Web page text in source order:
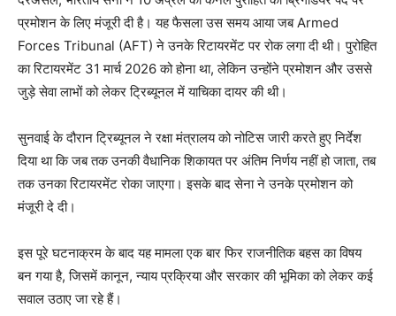
प्रमोशन के लिए मंजूरी दी है। यह फैसला उस समय आया जब Armed
Forces Tribunal (AFT) ने उनके रिटायरमेंट पर रोक लगा दी थी। पुरोहित
का रिटायरमेंट 31 मार्च 2026 को होना था, लेकिन उन्होंने प्रमोशन और उससे
जुड़े सेवा लाभों को लेकर ट्रिब्यूनल में याचिका दायर की थी।
सुनवाई के दौरान ट्रिब्यूनल ने रक्षा मंत्रालय को नोटिस जारी करते हुए निर्देश
दिया था कि जब तक उनकी वैधानिक शिकायत पर अंतिम निर्णय नहीं हो जाता, तब
तक उनका रिटायरमेंट रोका जाएगा। इसके बाद सेना ने उनके प्रमोशन को
मंजूरी दे दी।
इस पूरे घटनाक्रम के बाद यह मामला एक बार फिर राजनीतिक बहस का विषय
बन गया है, जिसमें कानून, न्याय प्रक्रिया और सरकार की भूमिका को लेकर कई
सवाल उठाए जा रहे हैं।